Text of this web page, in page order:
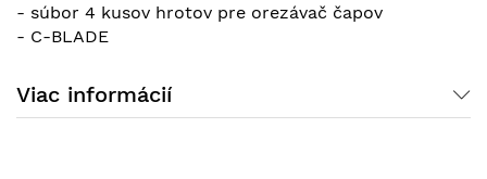
- súbor 4 kusov hrotov pre orezávač čapov
- C-BLADE
Viac informácií